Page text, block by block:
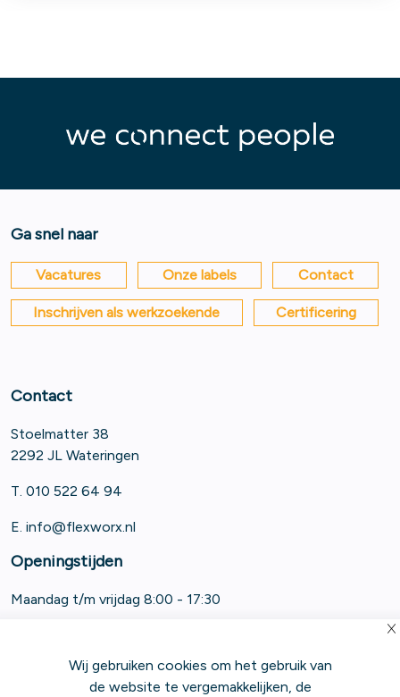
Ga snel naar
Vacatures Onze labels Contact
Inschrijven als werkzoekende Certificering
Contact
Stoelmatter 38
2292 JL Wateringen
T. 010 522 64 94
E. info@flexworx.nl
Openingstijden
Maandag t/m vrijdag 8:00 - 17:30
Wij gebruiken cookies om het gebruik van
de website te vergemakkelijken, de